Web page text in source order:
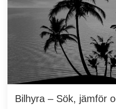
Bilhyra – Sök, jämför